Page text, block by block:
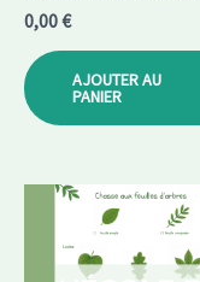
0,00€
AJOUTER AU
PANIER